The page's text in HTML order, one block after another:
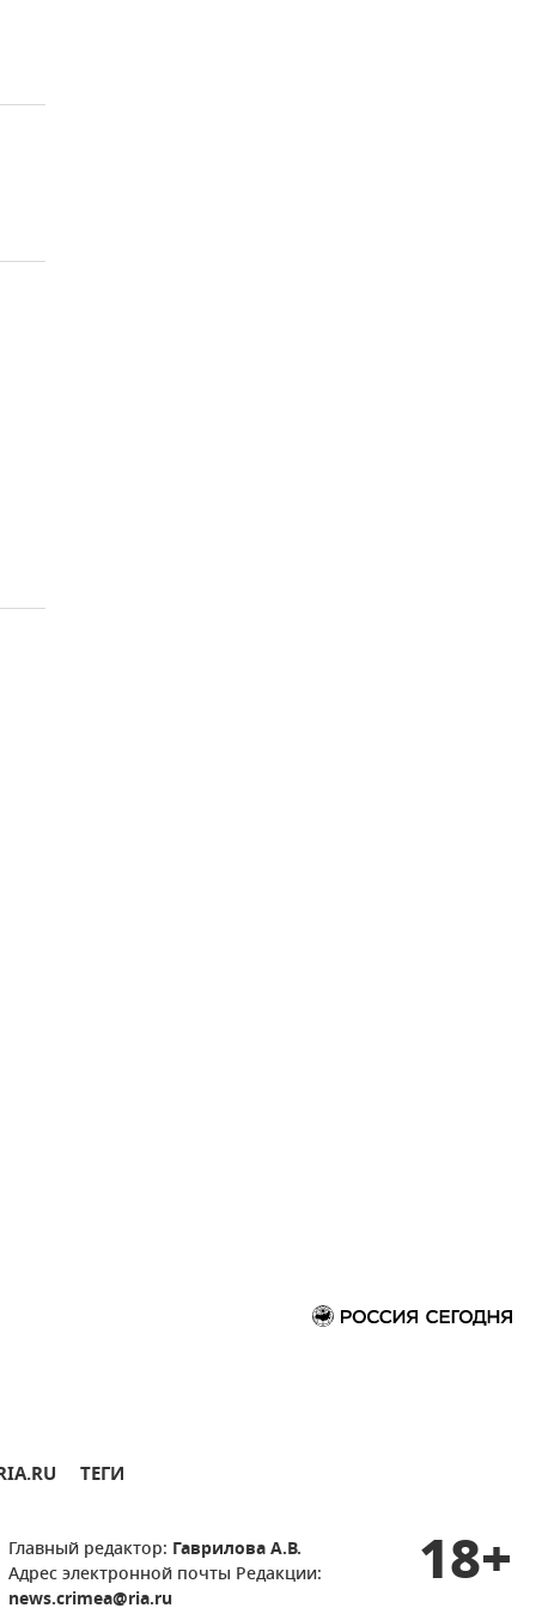
ТЕГИ
Главный редактор: Гаврилова А.В.
Адрес электронной почты Редакции:
news.crimea@ria.ru
18+